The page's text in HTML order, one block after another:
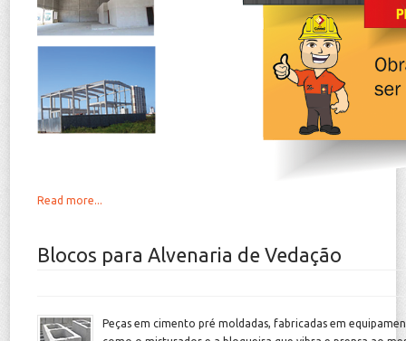
Read more...
Blocos para Alvenaria de Vedação
Peças em cimento pré moldadas, fabricadas em